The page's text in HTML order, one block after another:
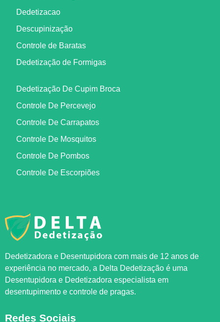
Dedetizadora e Desentupidora com mais de 12 anos de
experiência no mercado, a Delta Dedetização é uma
Desentupidora e Dedetizadora especialista em
desentupimento e controle de pragas.
Redes Sociais
Dedetizacao
Descupinização
Controle de Baratas
Dedetização de Formigas
Dedetização De Cupim Broca
Controle De Percevejo
Controle De Carrapatos
Controle De Mosquitos
Controle De Pombos
Controle De Escorpiões